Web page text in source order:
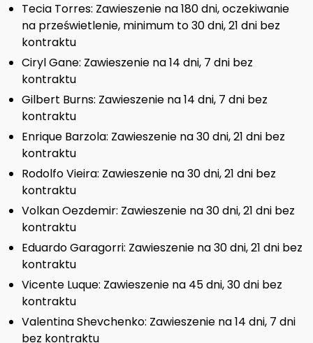
Tecia Torres: Zawieszenie na 180 dni, oczekiwanie
na prześwietlenie, minimum to 30 dni, 21 dni bez
kontraktu
Ciryl Gane: Zawieszenie na 14 dni, 7 dni bez
kontraktu
Gilbert Burns: Zawieszenie na 14 dni, 7 dni bez
kontraktu
Enrique Barzola: Zawieszenie na 30 dni, 21 dni bez
kontraktu
Rodolfo Vieira: Zawieszenie na 30 dni, 21 dni bez
kontraktu
Volkan Oezdemir: Zawieszenie na 30 dni, 21 dni bez
kontraktu
Eduardo Garagorri: Zawieszenie na 30 dni, 21 dni bez
kontraktu
Vicente Luque: Zawieszenie na 45 dni, 30 dni bez
kontraktu
Valentina Shevchenko: Zawieszenie na 14 dni, 7 dni
bez kontraktu